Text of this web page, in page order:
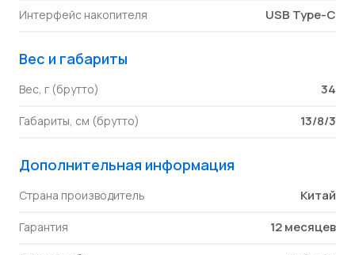
Интерфейс накопителя USB Type-C
Вес и габариты
Вес, г (брутто) 34
Габариты, см (брутто) 13/8/3
Дополнительная информация
Страна производитель Китай
Гарантия 12 месяцев